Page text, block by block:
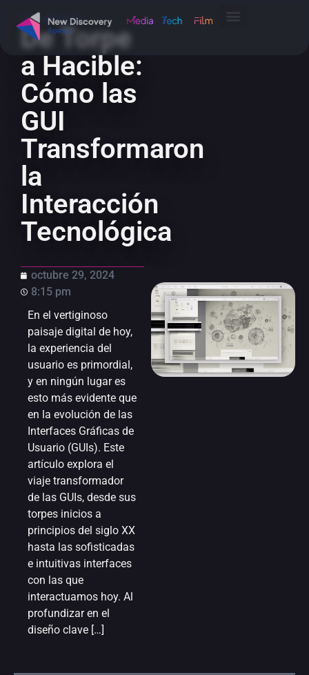
Sin categoría
De Torpe
a Hacible:
Cómo las
GUI
Transformaron
la
Interacción
Tecnológica
octubre 29, 2024
8:15 pm
En el vertiginoso
paisaje digital de hoy,
la experiencia del
usuario es primordial,
y en ningún lugar es
esto más evidente que
en la evolución de las
Interfaces Gráficas de
Usuario (GUIs). Este
artículo explora el
viaje transformador
de las GUIs, desde sus
torpes inicios a
principios del siglo XX
hasta las sofisticadas
e intuitivas interfaces
con las que
interactuamos hoy. Al
profundizar en el
diseño clave […]